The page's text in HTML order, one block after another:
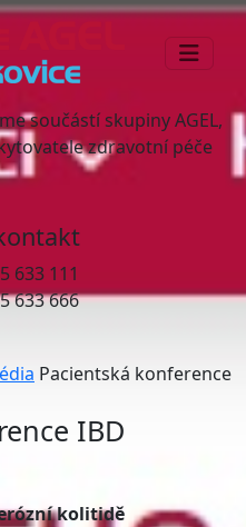
součástí skupiny AGEL,
zdravotní péče
633 111
633 666
Pacientská konference
IBD
kolitidě